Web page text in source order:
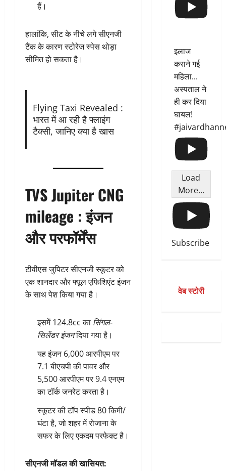
हैं।
हालांकि, सीट के नीचे लगे सीएनजी
टैंक के कारण स्टोरेज स्पेस थोड़ा
सीमित हो सकता है।
Flying Taxi Revealed :
भारत में आ रही है फ्लाइंग
टैक्सी, जानिए क्या है खास
TVS Jupiter CNG
mileage :इंजन
और परफॉर्मेंस
टीवीएस जुपिटर सीएनजी स्कूटर को
एक शानदार और फ्यूल एफिशिएंट इंजन
के साथ पेश किया गया है।
इसमें 124.8cc का सिंगल-
सिलेंडर इंजनदिया गया है।
यह इंजन 6,000 आरपीएम पर
7.1 बीएचपी की पावर और
5,500 आरपीएम पर 9.4 एनएम
का टॉर्क जनरेट करता है।
स्कूटर की टॉप स्पीड 80 किमी/
घंटा है, जो शहर में रोजाना के
सफर के लिए एकदम परफेक्ट है।
सीएनजी मॉडल की खासियत:
इलाज
कराने गई
महिला...
अस्पताल ने
ही कर दिया
घायल!
Load
More...
Subscribe
वेब स्टोरी